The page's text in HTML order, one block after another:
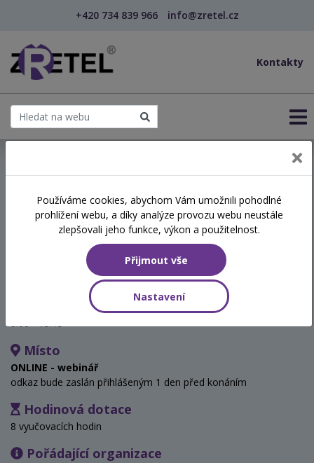
+420 734 839 966 info@zretel.cz
Kontakty
Sebeřízení, motivace a cesta
ke svému já
8:00 - 15:15
Místo
ONLINE - webinář
odkaz bude zaslán přihlášeným 1 den před konáním
Hodinová dotace
8 vyučovacích hodin
Pořádající organizace
Používáme cookies, abychom Vám umožnili pohodlné
prohlížení webu, a díky analýze provozu webu neustále
zlepšovali jeho funkce, výkon a použitelnost.
Přijmout vše
Nastavení